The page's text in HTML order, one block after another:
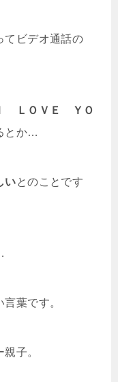
てビデオ通話の
ＬＯＶＥ ＹＯ
とか…
いとのことです
葉です。
子。